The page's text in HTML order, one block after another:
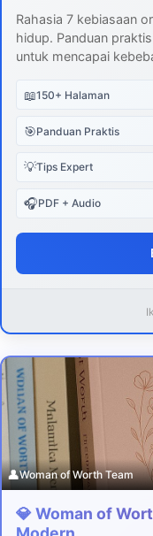
Rahasia 7 kebiasaan
hidup. Panduan
untuk mencapai
📖150+ Halaman
🎯Panduan Praktis
💡Tips Expert
🎧PDF + Audio
👤Woman of Worth Team
💎 Woman of